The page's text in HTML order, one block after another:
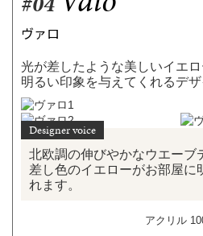
ヴァロ
光が差したような美しいイエ
明るい印象を与えてくれるデザ
北欧調の伸びやかなウエーブ
差し色のイエローがお部屋に
れます。
アクリル